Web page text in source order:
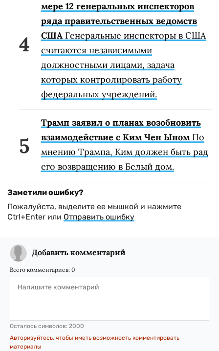
мере 12 генеральных инспекторов
ряда правительственных ведомств
США Генеральные инспекторы в США
считаются независимыми
должностными лицами, задача
которых контролировать работу
федеральных учреждений.
Трамп заявил о планах возобновить
взаимодействие с Ким Чен Ыном По
мнению Трампа, Ким должен быть рад
его возвращению в Белый дом.
Заметили ошибку?
Пожалуйста, выделите ее мышкой и нажмите
Ctrl+Enter или Отправить ошибку
Добавить комментарий
Всего комментариев: 0
Осталось символов: 2000
Авторизуйтесь, чтобы иметь возможность комментировать
материалы